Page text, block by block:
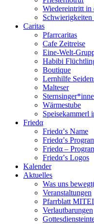
Wiedereintritt in
Caritas
Pfarrcaritas
Cafe Zeitreise
Eine-Welt-
Habibi
Boutique
Lernhilfe
Malteser
Wärmestube
Speisekammerl
Friedα
Friedα’s Name
Friedα’s
Friedα –
Friedα’s Logos
Kalender
Aktuelles
Was uns
Veranstaltungen
Pfarrblatt
Verlautbarungen